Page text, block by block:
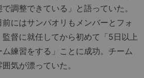
調整できている」と語っていた。
にはサンパオリもメンバーとフォ
督に就任してから初めて「5日以上
練習をする」ことに成功。チーム
気が漂っていた。